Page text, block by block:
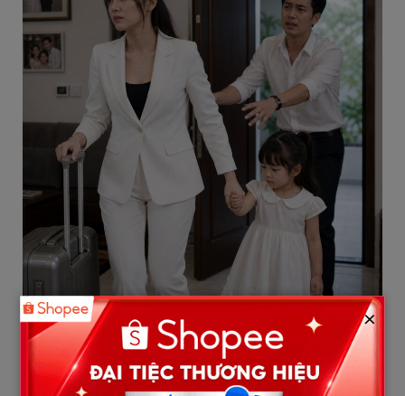
“Anh nhớ câu nói này nhé”. Ngọc quay lưng đi thẳng vào phòng
ng:ủ. Không khóc lóc, không g:;ào th::ét. Sự im lặng của cô khiến
Hùng chột dạ, nhưng m:;en rư::ợu và sự kiêu ngạo khiến hắn
tặc lưỡi: “Dọa ai? Chắc lại vào phòng khóc lóc rồi tí nữa lại mò ra
×